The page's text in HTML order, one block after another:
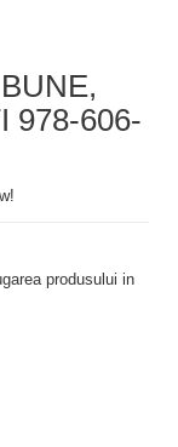
978-606-
produsului in